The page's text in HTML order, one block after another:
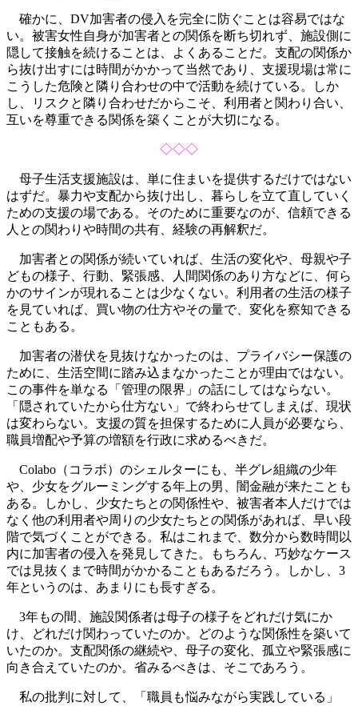
確かに、DV加害者の侵入を完全に防ぐことは容易ではな
い。被害女性自身が加害者との関係を断ち切れず、施設側に
隠して接触を続けることは、よくあることだ。支配の関係か
ら抜け出すには時間がかかって当然であり、支援現場は常に
こうした危険と隣り合わせの中で活動を続けている。しか
し、リスクと隣り合わせだからこそ、利用者と関わり合い、
互いを尊重できる関係を築くことが大切になる。
◇◇◇
母子生活支援施設は、単に住まいを提供するだけではない
はずだ。暴力や支配から抜け出し、暮らしを立て直していく
ための支援の場である。そのために重要なのが、信頼できる
人との関わりや時間の共有、経験の再解釈だ。
加害者との関係が続いていれば、生活の変化や、母親や子
どもの様子、行動、緊張感、人間関係のあり方などに、何ら
かのサインが現れることは少なくない。利用者の生活の様子
を見ていれば、買い物の仕方やその量で、変化を察知できる
こともある。
加害者の潜伏を見抜けなかったのは、プライバシー保護の
ために、生活空間に踏み込まなかったことが理由ではない。
この事件を単なる「管理の限界」の話にしてはならない。
「隠されていたから仕方ない」で終わらせてしまえば、現状
は変わらない。支援の質を担保するために人員が必要なら、
職員増配や予算の増額を行政に求めるべきだ。
Colabo（コラボ）のシェルターにも、半グレ組織の少年
や、少女をグルーミングする年上の男、闇金融が来たことも
ある。しかし、少女たちとの関係性や、被害者本人だけでは
なく他の利用者や周りの少女たちとの関係があれば、早い段
階で気づくことができる。私はこれまで、数分から数時間以
内に加害者の侵入を発見してきた。もちろん、巧妙なケース
では見抜くまで時間がかかることもあるだろう。しかし、3
年というのは、あまりにも長すぎる。
3年もの間、施設関係者は母子の様子をどれだけ気にか
け、どれだけ関わっていたのか。どのような関係性を築いて
いたのか。支配関係の継続や、母子の変化、孤立や緊張感に
向き合えていたのか。省みるべきは、そこであろう。
私の批判に対して、「職員も悩みながら実践している」